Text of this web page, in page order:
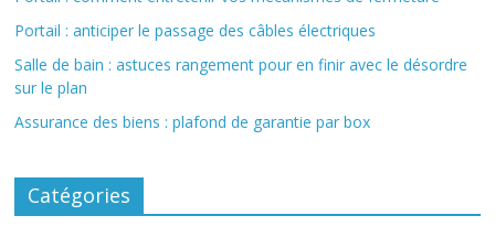
Portail : anticiper le passage des câbles électriques
Salle de bain : astuces rangement pour en finir avec le désordre
sur le plan
Assurance des biens : plafond de garantie par box
Catégories